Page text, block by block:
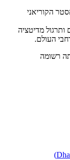
הקוריאני
מדיטציה
העולם.
רשומה